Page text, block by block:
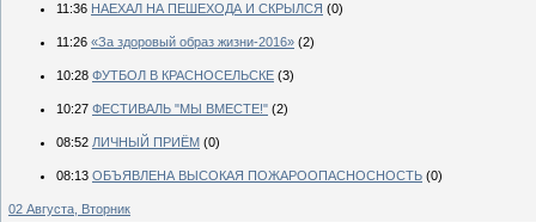
11:36 НАЕХАЛ НА ПЕШЕХОДА И СКРЫЛСЯ (0)
11:26 «За здоровый образ жизни-2016» (2)
10:28 ФУТБОЛ В КРАСНОСЕЛЬСКЕ (3)
10:27 ФЕСТИВАЛЬ "МЫ ВМЕСТЕ!" (2)
08:52 ЛИЧНЫЙ ПРИЁМ (0)
08:13 ОБЪЯВЛЕНА ВЫСОКАЯ ПОЖАРООПАСНОСНОСТЬ (0)
02 Августа, Вторник